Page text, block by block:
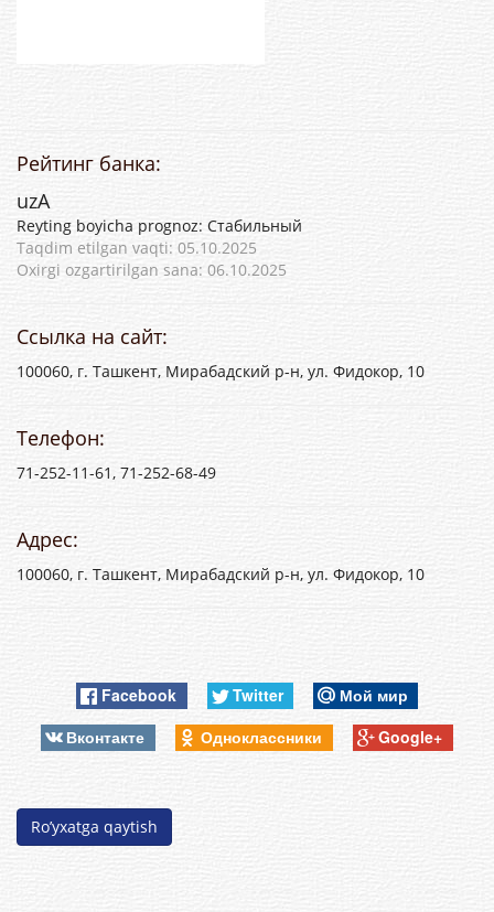
Рейтинг банка:
uzA
Reyting boyicha prognoz: Стабильный
Taqdim etilgan vaqti: 05.10.2025
Oxirgi ozgartirilgan sana: 06.10.2025
Ссылка на сайт:
100060, г. Ташкент, Мирабадский р-н, ул. Фидокор, 10
Телефон:
71-252-11-61, 71-252-68-49
Адрес:
100060, г. Ташкент, Мирабадский р-н, ул. Фидокор, 10
Facebook Twitter
Мой мир
Вконтакте
Одноклассники Google+
Ro’yxatga qaytish